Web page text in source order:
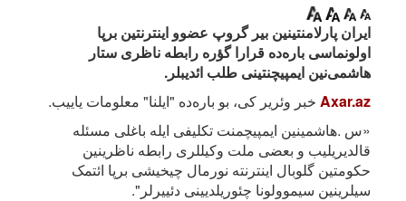
ایران پارلامنتینین بیر گروپ عضوو اینترنتین برپا
اولونماسی باره‌ده قرارا گؤره رابطه ناظری ستار
هاشمی‌نین ایمپیچنتینی طلب ائدیبلر.
Axar.az خبر وئریر کی، بو باره‌ده "ایلنا" معلومات یاییب.
«س .هاشمینین ایمپیچمنت تکلیفی ایله باغلی مسئله
قالدیریلیب و بعضی ملت وکیللری رابطه ناظرینین
حکومتین گلوبال اینترنته نورمال چیخیشی برپا ائتمک
سیلرینین سیموولونا چئوریلدیینی دئییرلر".